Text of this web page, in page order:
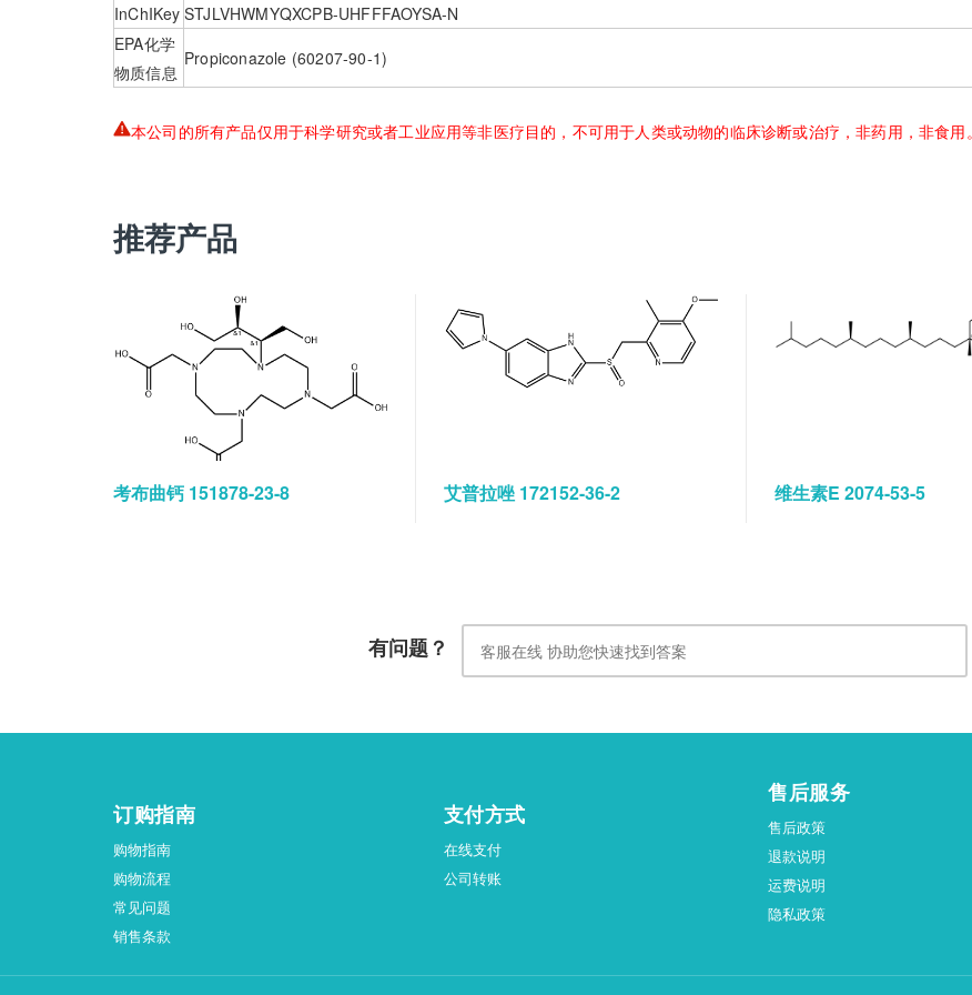
InChIKey STJLVHWMYQXCPB-UHFFFAOYSA-N
EPA化学
物质信息
Propiconazole (60207-90-1)
本公司的所有产品仅用于科学研究或者工业应用等非医疗目的，不可用于人类或动物的临床诊断或治疗，非药用，非食用。
推荐产品
考布曲钙 151878-23-8 艾普拉唑 172152-36-2 维生素E 2074-53-5
有问题？
订购指南
购物指南
购物流程
常见问题
销售条款
支付方式
在线支付
公司转账
售后服务
售后政策
退款说明
运费说明
隐私政策